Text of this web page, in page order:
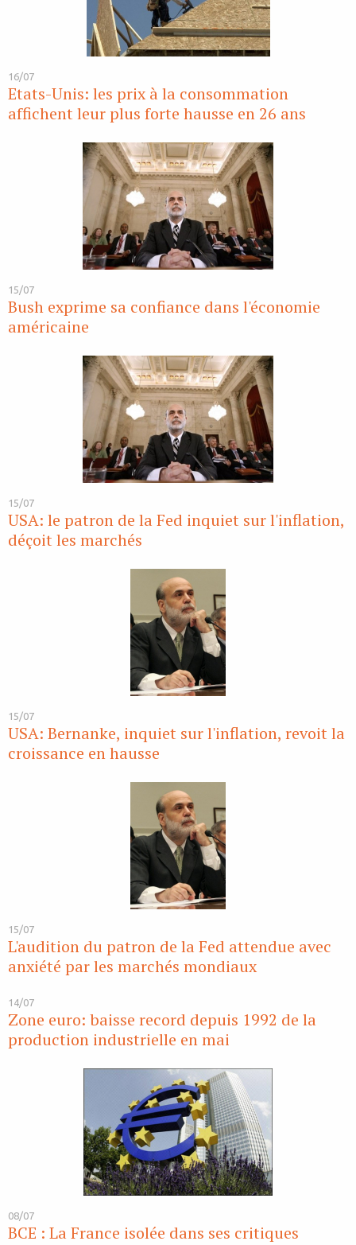
16/07
Etats-Unis: les prix à la consommation
affichent leur plus forte hausse en 26 ans
15/07
Bush exprime sa confiance dans l'économie
américaine
15/07
USA: le patron de la Fed inquiet sur l'inflation,
déçoit les marchés
15/07
USA: Bernanke, inquiet sur l'inflation, revoit la
croissance en hausse
15/07
L'audition du patron de la Fed attendue avec
anxiété par les marchés mondiaux
14/07
Zone euro: baisse record depuis 1992 de la
production industrielle en mai
08/07
BCE : La France isolée dans ses critiques